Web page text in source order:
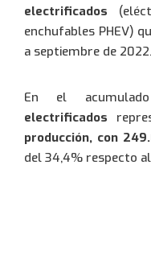
electrificados
enchufables PHEV)
a septiembre de 2022.
En el
electrificados
producción, con
del 34,4% respecto